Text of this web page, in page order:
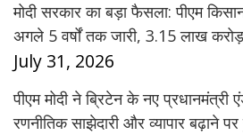
मोदी सरकार का बड़ा फैसला: पीएम
अगले 5 वर्षों तक जारी, 3.15 लाख
July 31, 2026
पीएम मोदी ने ब्रिटेन के नए प्रधानमंत्री
रणनीतिक साझेदारी और व्यापार बढ़ाने पर